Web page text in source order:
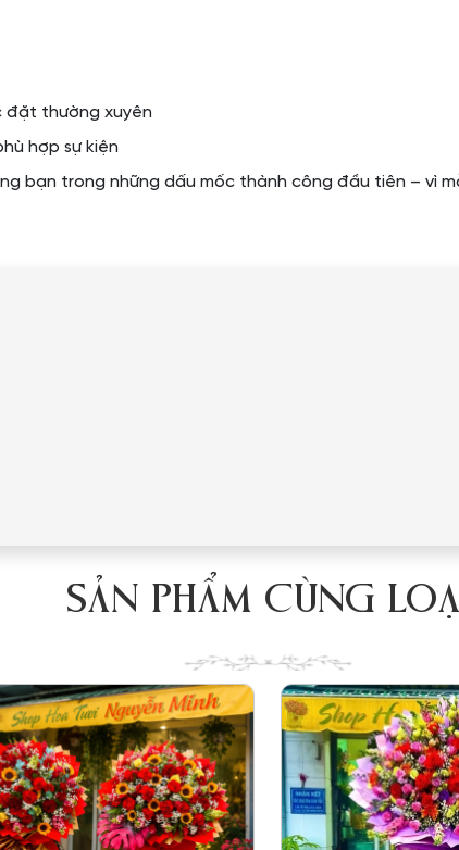
đặt thường xuyên
hợp sự kiện
bạn trong những dấu mốc thành công đầu tiên – vì
SẢN PHẨM CÙNG